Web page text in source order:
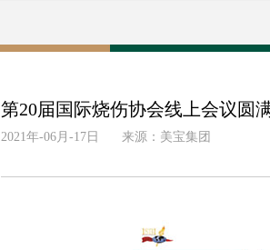
第20届国际烧伤协会线上会议圆
2021年-06月-17日 来源：美宝集团